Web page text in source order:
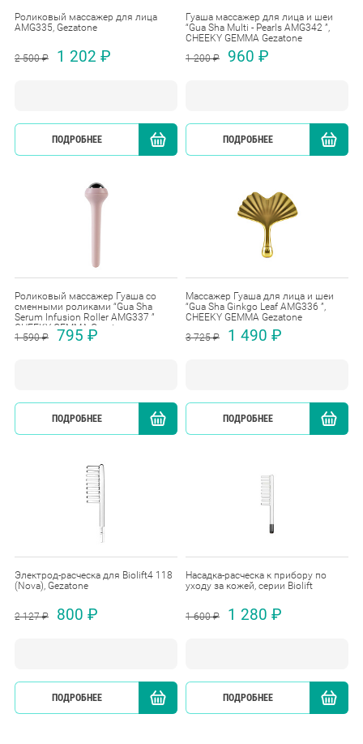
Роликовый массажер для лица
AMG335, Gezatone
2 500 ₽ 1 202 ₽
ПОДРОБНЕЕ КУПИТЬ
Гуаша массажер для лица и шеи
“Gua Sha Multi - Pearls AMG342 ”,
CHEEKY GEMMA Gezatone
1 200 ₽
960 ₽
ПОДРОБНЕЕ
Роликовый массажер Гуаша со
сменными роликами “Gua Sha
Serum Infusion Roller AMG337 ”
CHEEKY GEMMA Gezatone
1 590 ₽
795 ₽
ПОДРОБНЕЕ КУПИТЬ
Массажер Гуаша для лица и шеи
“Gua Sha Ginkgo Leaf AMG336 ”,
CHEEKY GEMMA Gezatone
3 725 ₽
1 490 ₽
ПОДРОБНЕЕ
Электрод-расческа для Biolift4 118
(Nova), Gezatone
2 127 ₽ 800 ₽
ПОДРОБНЕЕ КУПИТЬ
Насадка-расческа к прибору по
уходу за кожей, серии Biolift
1 600 ₽ 1 280 ₽
ПОДРОБНЕЕ